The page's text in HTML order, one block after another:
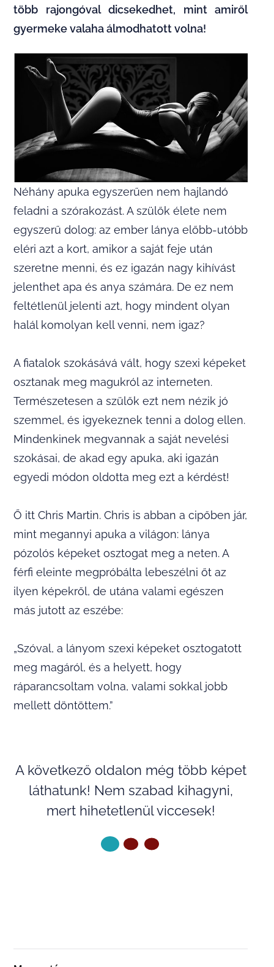
több rajongóval dicsekedhet, mint amiről
gyermeke valaha álmodhatott volna!
Néhány apuka egyszerűen nem hajlandó
feladni a szórakozást. A szülők élete nem
egyszerű dolog: az ember lánya előbb-utóbb
eléri azt a kort, amikor a saját feje után
szeretne menni, és ez igazán nagy kihívást
jelenthet apa és anya számára. De ez nem
feltétlenül jelenti azt, hogy mindent olyan
halál komolyan kell venni, nem igaz?
A fiatalok szokásává vált, hogy szexi képeket
osztanak meg magukról az interneten.
Természetesen a szülők ezt nem nézik jó
szemmel, és igyekeznek tenni a dolog ellen.
Mindenkinek megvannak a saját nevelési
szokásai, de akad egy apuka, aki igazán
egyedi módon oldotta meg ezt a kérdést!
Ő itt Chris Martin. Chris is abban a cipőben jár,
mint megannyi apuka a világon: lánya
pózolós képeket osztogat meg a neten. A
férfi eleinte megpróbálta lebeszélni őt az
ilyen képekről, de utána valami egészen
más jutott az eszébe:
„Szóval, a lányom szexi képeket osztogatott
meg magáról, és a helyett, hogy
ráparancsoltam volna, valami sokkal jobb
mellett döntöttem.”
A következő oldalon még több képet
láthatunk! Nem szabad kihagyni,
mert hihetetlenül viccesek!